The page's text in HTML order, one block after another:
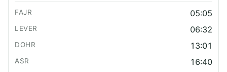
05:05
06:32
13:01
16:40